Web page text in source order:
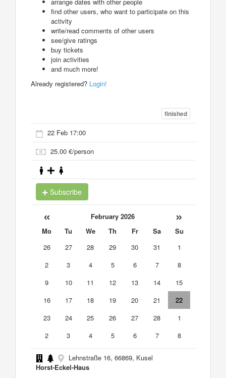
arrange dates with other people
find other users, who want to participate on this
activity
write/read comments of other users
see/give ratings
buy tickets
join activities
and much more!
Already registered? Login!
finished
22 Feb 17:00
25.00 €/person
Subscribe
« February 2026 »
Mo Tu We Th Fr Sa
Su
26
27 28 29 30 31
1
2
3 4 5 6 7
8
9
10 11 12 13 14
15
16
17 18 19 20 21
22
23
24 25 26 27 28
1
2
3 4 5 6 7 8
Lehnstraße 16, 66869, Kusel
Horst-Eckel-Haus